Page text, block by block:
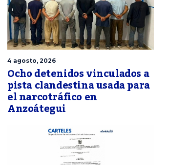
4 agosto, 2026
Ocho detenidos vinculados a
pista clandestina usada para
el narcotráfico en
Anzoátegui